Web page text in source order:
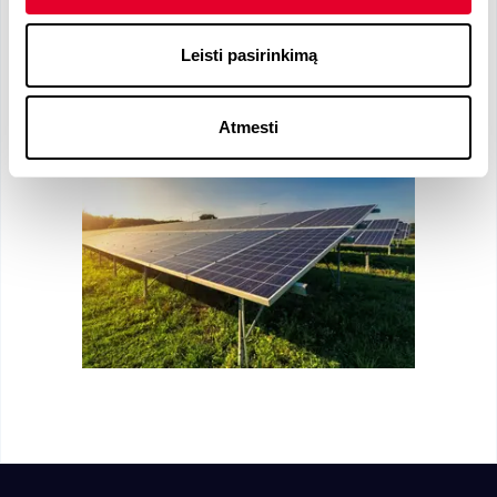
Leisti pasirinkimą
Atmesti
Company Gallery